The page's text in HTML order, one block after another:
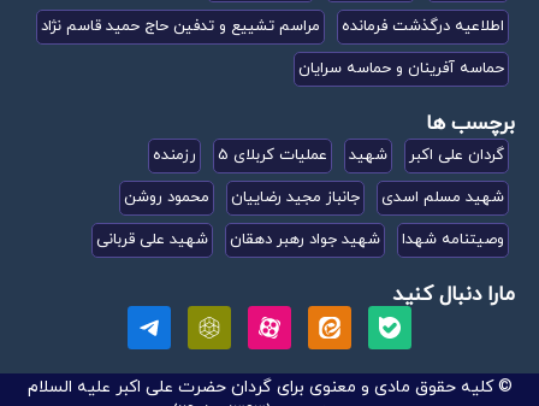
اطلاعیه درگذشت فرمانده
مراسم تشییع و تدفین حاج حمید قاسم نژاد
حماسه آفرینان و حماسه سرایان
برچسب ها
گردان علی اکبر شهید عملیات کربلای 5
رزمنده
شهید مسلم اسدی
جانباز مجید رضاییان
محمود روشن
وصیتنامه شهدا
شهید جواد رهبر دهقان شهید علی قربانی
مارا دنبال کنید
© کلیه حقوق مادی و معنوی برای گردان حضرت علی اکبر علیه السلام